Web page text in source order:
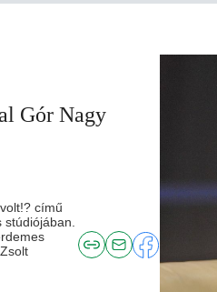
Gór Nagy
című